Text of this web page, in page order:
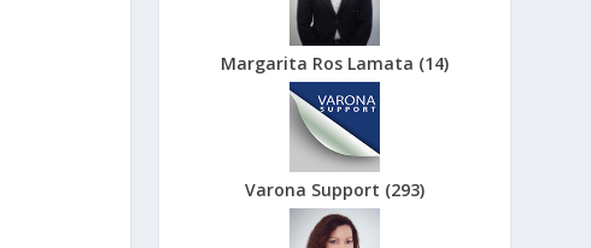
Margarita Ros Lamata (14)
Varona Support (293)